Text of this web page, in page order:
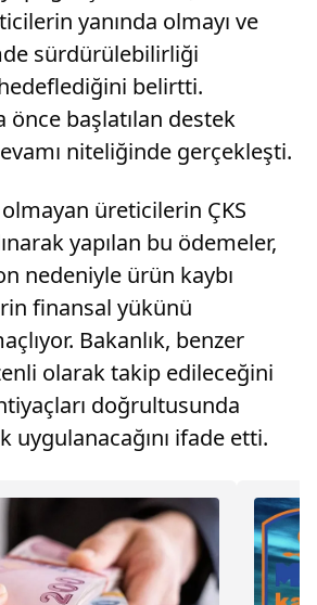
yanında olmayı ve
sürdürülebilirliği
belirtti.
önce başlatılan destek
niteliğinde gerçekleşti.
olmayan üreticilerin ÇKS
yapılan bu ödemeler,
nedeniyle ürün kaybı
finansal yükünü
Bakanlık, benzer
olarak takip edileceğini
doğrultusunda
uygulanacağını ifade etti.